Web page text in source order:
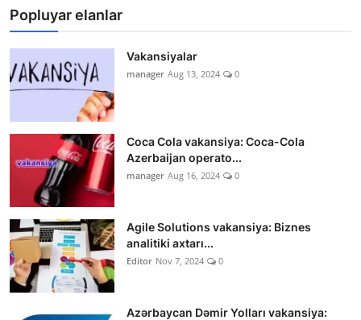
Popluyar elanlar
Vakansiyalar
manager Aug 13, 2024 0
Coca Cola vakansiya: Coca-Cola
Azerbaijan operato...
manager Aug 16, 2024 0
Agile Solutions vakansiya: Biznes
analitiki axtarı...
Editor Nov 7, 2024 0
Azərbaycan Dəmir Yolları vakansiya: